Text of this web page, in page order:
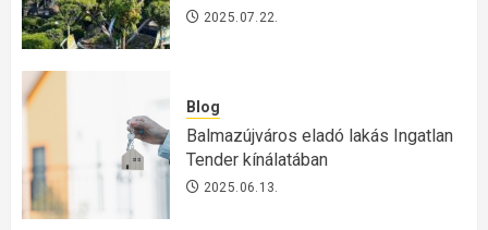
2025.07.22.
Blog
Balmazújváros eladó lakás Ingatlan
Tender kínálatában
2025.06.13.